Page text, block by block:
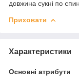
довжина сукні по
Приховати
Характеристики
Основні атрибути